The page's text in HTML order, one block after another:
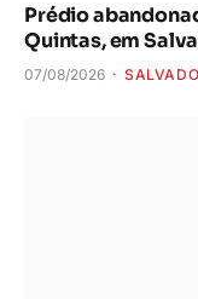
Prédio
Quintas, em
07/08/2026